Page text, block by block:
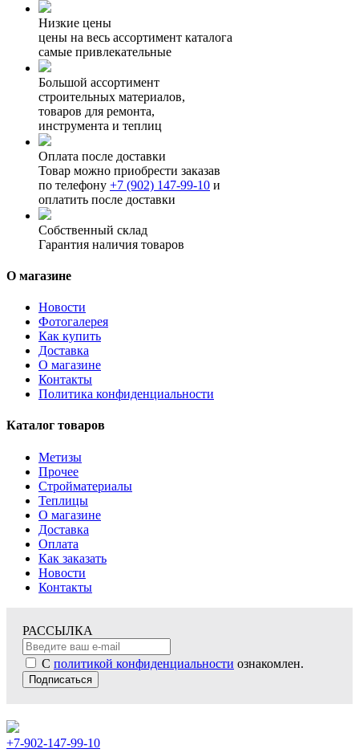
Низкие цены
цены на весь ассортимент каталога
самые привлекательные
Большой ассортимент
строительных материалов,
товаров для ремонта,
инструмента и теплиц
Оплата после доставки
Товар можно приобрести заказав
по телефону +7 (902) 147-99-10 и
оплатить после доставки
Собственный склад
Гарантия наличия товаров
О магазине
Новости
Фотогалерея
Как купить
Доставка
О магазине
Контакты
Политика конфиденциальности
Каталог товаров
Метизы
Прочее
Стройматериалы
Теплицы
О магазине
Доставка
Оплата
Как заказать
Новости
Контакты
РАССЫЛКА
С политикой конфиденциальности ознакомлен.
Подписаться
+7-902-147-99-10